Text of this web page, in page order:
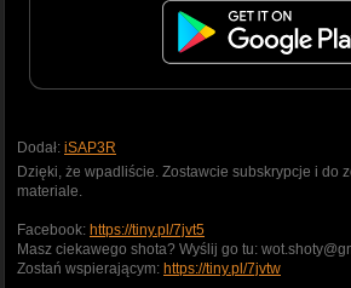
Dodał: iSAP3R
Dzięki, że wpadliście. Zostawcie subskrypcje i do
materiale.
Facebook: https://tiny.pl/7jvt5
Masz ciekawego shota? Wyślij go tu:
Zostań wspierającym: https://tiny.pl/7jvtw